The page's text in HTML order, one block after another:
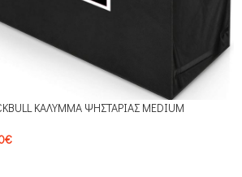
ΚΑΛΥΜΜΑ ΨΗΣΤΑΡΙΑΣ MEDIUM
€